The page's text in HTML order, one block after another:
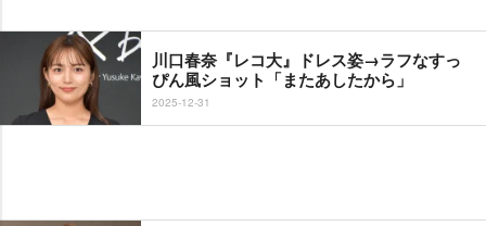
川口春奈『レコ大』ドレス姿→ラフなすっ
ぴん風ショット「またあしたから」
2025-12-31